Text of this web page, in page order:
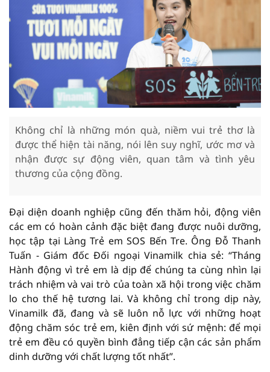
Không chỉ là những món quà, niềm vui trẻ thơ là
được thể hiện tài năng, nói lên suy nghĩ, ước mơ và
nhận được sự động viên, quan tâm và tình yêu
thương của cộng đồng.
Đại diện doanh nghiệp cũng đến thăm hỏi, động viên
các em có hoàn cảnh đặc biệt đang được nuôi dưỡng,
học tập tại Làng Trẻ em SOS Bến Tre. Ông Đỗ Thanh
Tuấn - Giám đốc Đối ngoại Vinamilk chia sẻ: “Tháng
Hành động vì trẻ em là dịp để chúng ta cùng nhìn lại
trách nhiệm và vai trò của toàn xã hội trong việc chăm
lo cho thế hệ tương lai. Và không chỉ trong dịp này,
Vinamilk đã, đang và sẽ luôn nỗ lực với những hoạt
động chăm sóc trẻ em, kiên định với sứ mệnh: để mọi
trẻ em đều có quyền bình đẳng tiếp cận các sản phẩm
dinh dưỡng với chất lượng tốt nhất”.